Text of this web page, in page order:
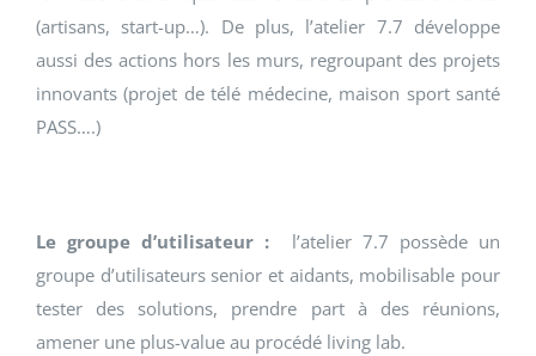
(artisans, start-up…). De plus, l’atelier 7.7 développe
aussi des actions hors les murs, regroupant des projets
innovants (projet de télé médecine, maison sport santé
PASS….)
Le groupe d’utilisateur : l’atelier 7.7 possède un
groupe d’utilisateurs senior et aidants, mobilisable pour
tester des solutions, prendre part à des réunions,
amener une plus-value au procédé living lab.